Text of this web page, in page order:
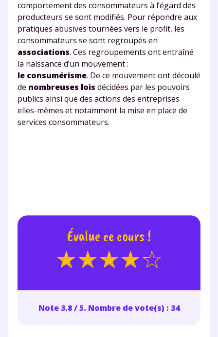
comportement des consommateurs à l’égard des
producteurs se sont modifiés. Pour répondre aux
pratiques abusives tournées vers le profit, les
consommateurs se sont regroupés en
associations. Ces regroupements ont entraîné
la naissance d’un mouvement :
le consumérisme. De ce mouvement ont découlé
de nombreuses lois décidées par les pouvoirs
publics ainsi que des actions des entreprises
elles-mêmes et notamment la mise en place de
services consommateurs.
Évalue ce cours !
Note 3.8 / 5. Nombre de vote(s) : 34